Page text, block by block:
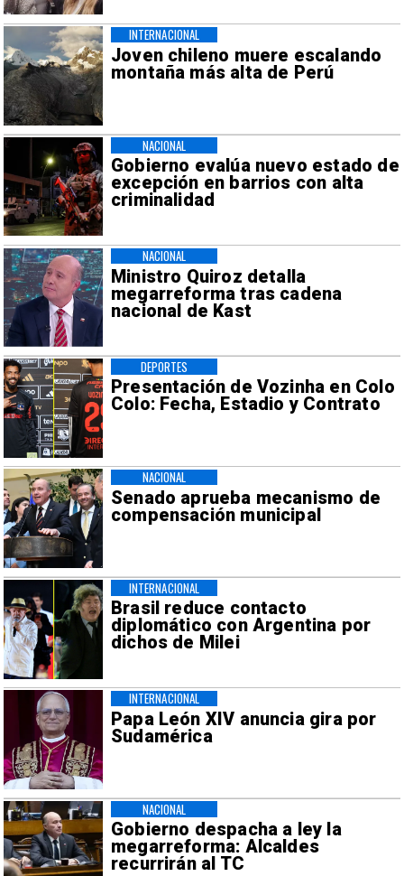
Joven chileno muere escalando
montaña más alta de Perú
INTERNACIONAL
Gobierno evalúa nuevo estado de
excepción en barrios con alta
criminalidad
NACIONAL
Ministro Quiroz detalla
megarreforma tras cadena
nacional de Kast
NACIONAL
Presentación de Vozinha en Colo
Colo: Fecha, Estadio y Contrato
DEPORTES
Senado aprueba mecanismo de
compensación municipal
NACIONAL
Brasil reduce contacto
diplomático con Argentina por
dichos de Milei
INTERNACIONAL
Papa León XIV anuncia gira por
Sudamérica
INTERNACIONAL
Gobierno despacha a ley la
megarreforma: Alcaldes
recurrirán al TC
NACIONAL